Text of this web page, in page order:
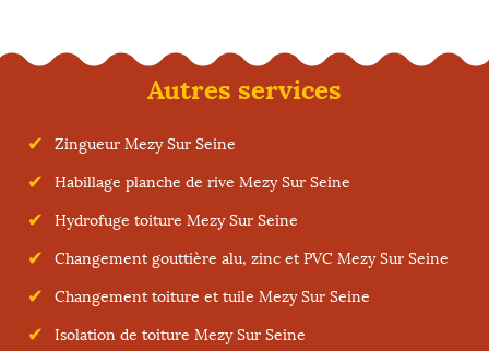
Autres services
Zingueur Mezy Sur Seine
Habillage planche de rive Mezy Sur Seine
Hydrofuge toiture Mezy Sur Seine
Changement gouttière alu, zinc et PVC Mezy Sur Seine
Changement toiture et tuile Mezy Sur Seine
Isolation de toiture Mezy Sur Seine